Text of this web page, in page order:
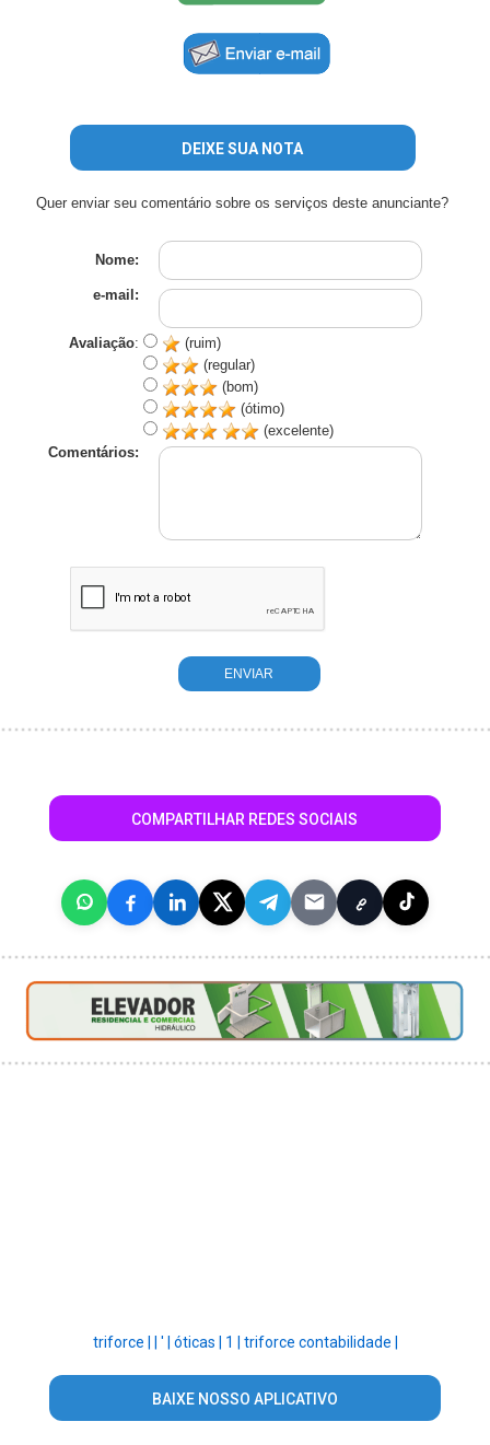
DEIXE SUA NOTA
Quer enviar seu comentário sobre os serviços deste anunciante?
Nome:
e-mail:
Avaliação:
(ruim)
(regular)
(bom)
(ótimo)
(excelente)
Comentários:
COMPARTILHAR REDES SOCIAIS
triforce | ' | óticas | 1 | triforce contabilidade |
BAIXE NOSSO APLICATIVO